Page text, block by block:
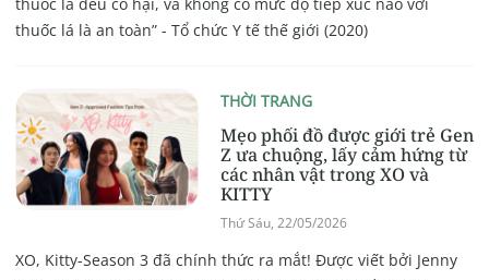
thuốc lá là an toàn” - Tổ chức Y tế thế giới (2020)
THỜI TRANG
Mẹo phối đồ được giới trẻ Gen
Z ưa chuộng, lấy cảm hứng từ
các nhân vật trong XO và
KITTY
Thứ Sáu, 22/05/2026
XO, Kitty-Season 3 đã chính thức ra mắt! Được viết bởi Jenny